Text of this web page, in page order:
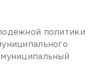
политики